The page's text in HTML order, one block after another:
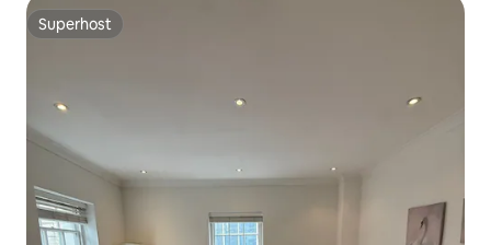
Superhost
Superhost